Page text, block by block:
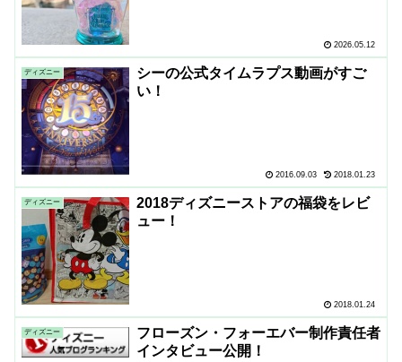
2026.05.12
ディズニー
シーの公式タイムラプス動画がすご
い！
2016.09.03 2018.01.23
ディズニー
2018ディズニーストアの福袋をレビ
ュー！
2018.01.24
ディズニー
フローズン・フォーエバー制作責任者
インタビュー公開！